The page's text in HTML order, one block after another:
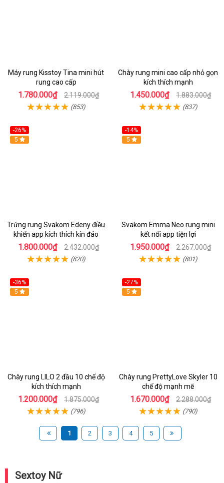
Máy rung Kisstoy Tina mini hút
rung cao cấp
1.780.000₫ 2.119.000₫
(853)
Chày rung mini cao cấp nhỏ gọn
kích thích mạnh
1.450.000₫ 1.883.000₫
(837)
-26%
Hot
5
Trứng rung Svakom Edeny điều
khiển app kích thích kín đáo
1.800.000₫ 2.432.000₫
(820)
-14%
Hot
5
Svakom Emma Neo rung mini
kết nối app tiện lợi
1.950.000₫ 2.267.000₫
(801)
-36%
Hot
5
Chày rung LILO 2 đầu 10 chế độ
kích thích mạnh
1.200.000₫ 1.875.000₫
(796)
-27%
Hot
5
Chày rung PrettyLove Skyler 10
chế độ mạnh mẽ
1.670.000₫ 2.288.000₫
(790)
1 2 3 4 5
Sextoy Nữ